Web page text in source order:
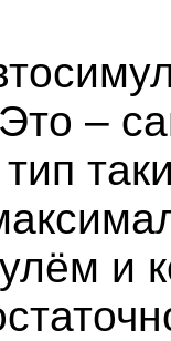
Это –
и